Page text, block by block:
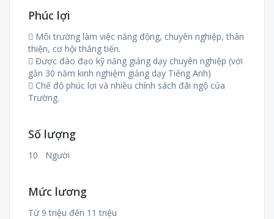
Phúc lợi
 Môi trường làm việc năng động, chuyên nghiệp, thân
thiện, cơ hội thăng tiến.
 Được đào đạo kỹ năng giảng dạy chuyên nghiệp (với
gần 30 năm kinh nghiệm giảng dạy Tiếng Anh)
 Chế độ phúc lợi và nhiều chính sách đãi ngộ của
Trường.
Số lượng
10 Người
Mức lương
Từ 9 triệu đến 11 triệu